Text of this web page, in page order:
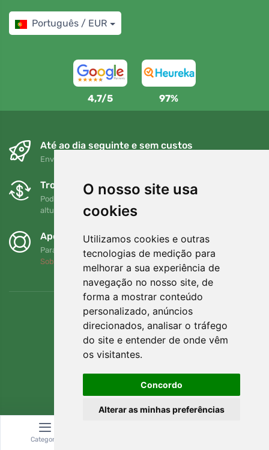
O nosso site usa
cookies
Utilizamos cookies e outras
tecnologias de medição para
melhorar a sua experiência de
navegação no nosso site, de
forma a mostrar conteúdo
personalizado, anúncios
direcionados, analisar o tráfego
do site e entender de onde vêm
os visitantes.
Concordo
Alterar as minhas preferências
Português / EUR
4,7/5 97%
Até ao dia seguinte e sem custos
Envio gratuito para encomendas superiores a 80 EUR
Trocas e devoluções gratuitas
Pode devolver ou trocar a sua encomenda em qualquer
altura no prazo de 90 dias
Apoiamos a Trees.org
Para cada encomenda plantamos uma árvore! Leia mais
Sobre nós
Categoria